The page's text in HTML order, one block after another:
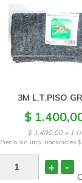
3M L.T.PISO
$
$ 1.400,00 x 1 U
Precio sin imp. nacionales
+ -